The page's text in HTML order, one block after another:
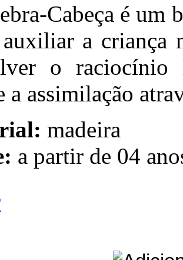
Cabeça é
a criança
o raciocínio
a assimilação
madeira
a partir de 04